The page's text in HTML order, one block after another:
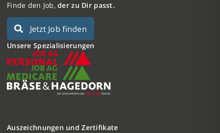
Finde den Job,der zu Dir passt.
Jetzt Job finden
Unsere Spezialisierungen
Auszeichnungen und Zertifikate